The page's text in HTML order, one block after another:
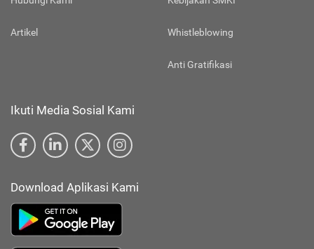
Artikel Whistleblowing
Anti Gratifikasi
Ikuti Media Sosial Kami
Download Aplikasi Kami